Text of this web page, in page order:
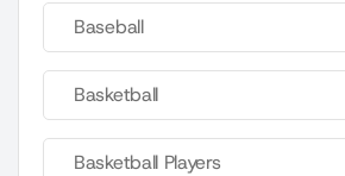
Baseball
Basketball
Basketball Players